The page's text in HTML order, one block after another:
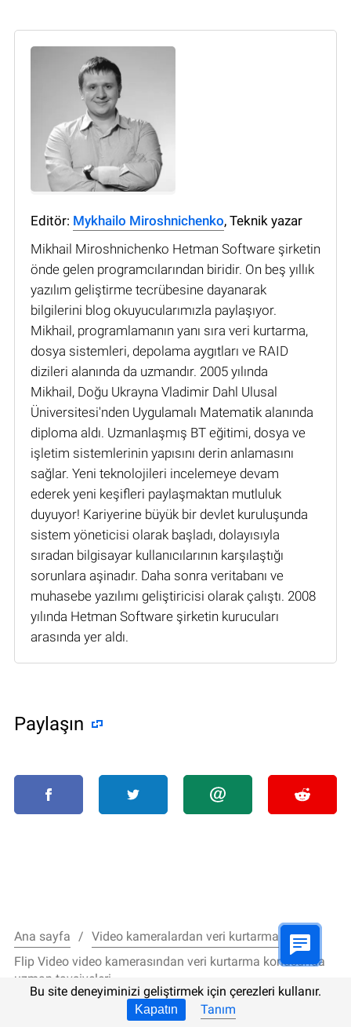
Editör: Mykhailo Miroshnichenko, Teknik yazar
Mikhail Miroshnichenko Hetman Software şirketin
önde gelen programcılarından biridir. On beş yıllık
yazılım geliştirme tecrübesine dayanarak
bilgilerini blog okuyucularımızla paylaşıyor.
Mikhail, programlamanın yanı sıra veri kurtarma,
dosya sistemleri, depolama aygıtları ve RAID
dizileri alanında da uzmandır. 2005 yılında
Mikhail, Doğu Ukrayna Vladimir Dahl Ulusal
Üniversitesi'nden Uygulamalı Matematik alanında
diploma aldı. Uzmanlaşmış BT eğitimi, dosya ve
işletim sistemlerinin yapısını derin anlamasını
sağlar. Yeni teknolojileri incelemeye devam
ederek yeni keşifleri paylaşmaktan mutluluk
duyuyor! Kariyerine büyük bir devlet kuruluşunda
sistem yöneticisi olarak başladı, dolayısıyla
sıradan bilgisayar kullanıcılarının karşılaştığı
sorunlara aşinadır. Daha sonra veritabanı ve
muhasebe yazılımı geliştiricisi olarak çalıştı. 2008
yılında Hetman Software şirketin kurucuları
arasında yer aldı.
Paylaşın
Bu site deneyiminizi geliştirmek için çerezleri kullanır.
Kapatın Tanım
Ana sayfa
Video kameralardan veri kurtarma
Flip Video video kamerasından veri kurtarma konusunda
uzman tavsiyeleri